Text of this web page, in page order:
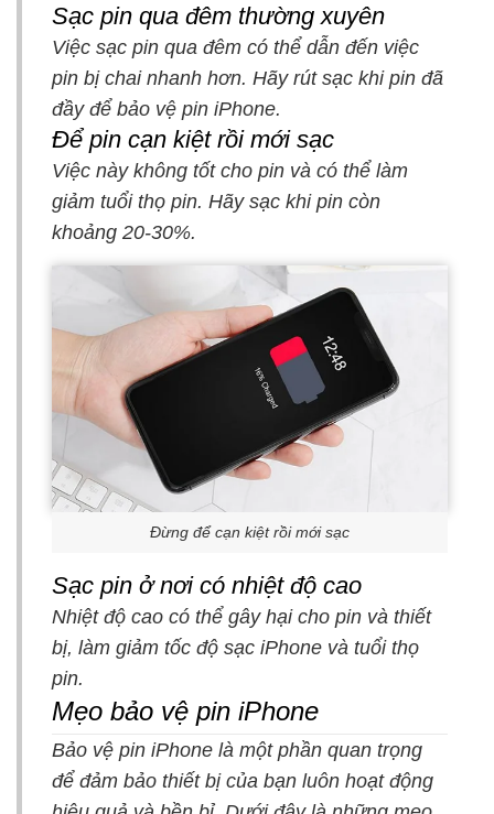
Sạc pin qua đêm thường xuyên
Việc sạc pin qua đêm có thể dẫn đến việc
pin bị chai nhanh hơn. Hãy rút sạc khi pin đã
đầy để bảo vệ pin iPhone.
Để pin cạn kiệt rồi mới sạc
Việc này không tốt cho pin và có thể làm
giảm tuổi thọ pin. Hãy sạc khi pin còn
khoảng 20-30%.
Đừng để cạn kiệt rồi mới sạc
Sạc pin ở nơi có nhiệt độ cao
Nhiệt độ cao có thể gây hại cho pin và thiết
bị, làm giảm tốc độ sạc iPhone và tuổi thọ
pin.
Mẹo bảo vệ pin iPhone
Bảo vệ pin iPhone là một phần quan trọng
để đảm bảo thiết bị của bạn luôn hoạt động